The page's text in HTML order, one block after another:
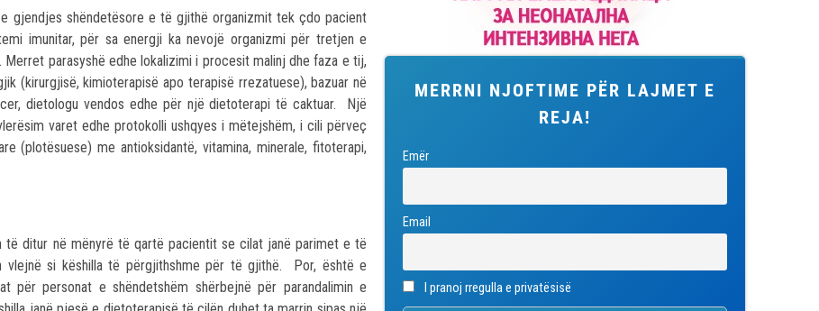
gjendjes shëndetësore e të gjithë organizmit tek çdo pacient
imunitar, për sa energji ka nevojë organizmi për tretjen e
parasyshë edhe lokalizimi i procesit malinj dhe faza e tij,
(kirurgjisë, kimioterapisë apo terapisë rrezatuese), bazuar në
dietologu vendos edhe për një dietoterapi të caktuar. Një
varet edhe protokolli ushqyes i mëtejshëm, i cili përveç
(plotësuese) me antioksidantë, vitamina, minerale, fitoterapi,
ditur në mënyrë të qartë pacientit se cilat janë parimet e të
si këshilla të përgjithshme për të gjithë. Por, është e
personat e shëndetshëm shërbejnë për parandalimin e
MERRNI NJOFTIME PËR LAJMET E
REJA!
Emër
Email
I pranoj rregulla e privatësisë